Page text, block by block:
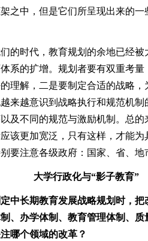
之中，但是它们所呈现出来的
的时代，教育规划的余地已经
系的扩增。规划者要有双重考
理解，二是要制定合适的战略
来越意识到战略执行和规范机
及不同的规范与激励机制。总
该更加宽泛，只有这样，才能
要注意各级政府：国家、省、地
大学行政化与“影子教育”
中长期教育发展战略规划时，把
、办学体制、教育管理体制、
哪个领域的改革？